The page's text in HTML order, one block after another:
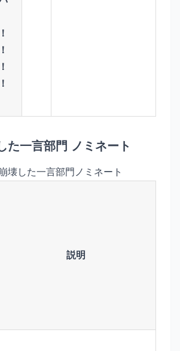
た一言部門 ノミネート
壊した一言部門ノミネート
説明